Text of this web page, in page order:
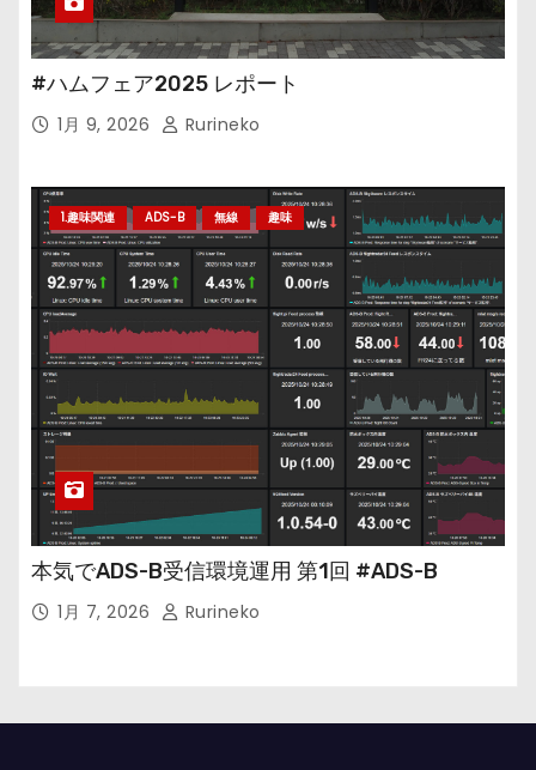
#ハムフェア2025 レポート
1月 9, 2026 Rurineko
1.趣味関連 ADS-B 無線 趣味
本気でADS-B受信環境運用 第1回 #ADS-B
1月 7, 2026 Rurineko